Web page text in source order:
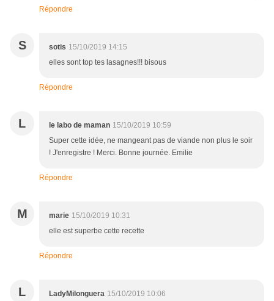
Répondre
S sotis 15/10/2019 14:15
elles sont top tes lasagnes!!! bisous
Répondre
L le labo de maman 15/10/2019 10:59
Super cette idée, ne mangeant pas de viande non plus le soir
! J'enregistre ! Merci. Bonne journée. Emilie
Répondre
M marie 15/10/2019 10:31
elle est superbe cette recette
Répondre
L LadyMilonguera 15/10/2019 10:06